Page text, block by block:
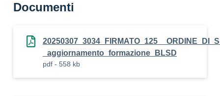
Documenti
_aggiornamento_formazione_BLSD
pdf - 558 kb